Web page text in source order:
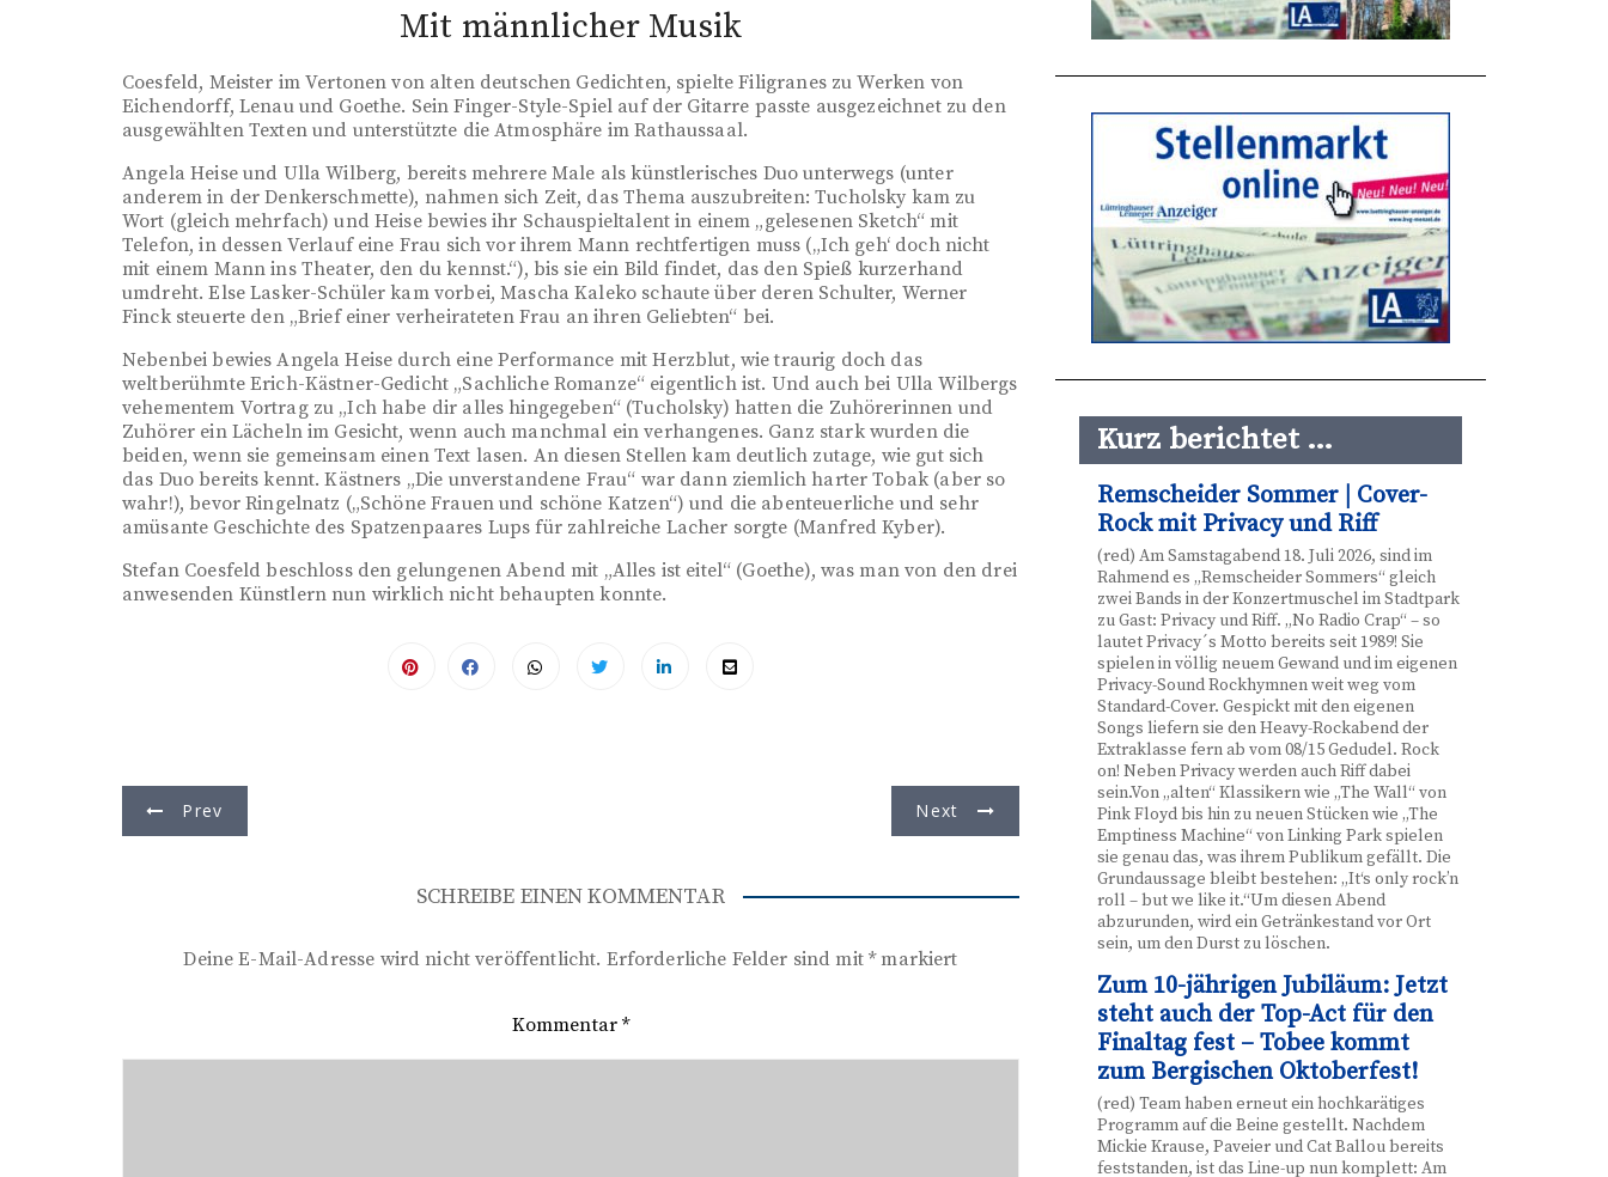
Mit männlicher Musik
Coesfeld, Meister im Vertonen von alten deutschen Gedichten, spielte Filigranes zu Werken von
Eichendorff, Lenau und Goethe. Sein Finger-Style-Spiel auf der Gitarre passte ausgezeichnet zu den
ausgewählten Texten und unterstützte die Atmosphäre im Rathaussaal.
Angela Heise und Ulla Wilberg, bereits mehrere Male als künstlerisches Duo unterwegs (unter
anderem in der Denkerschmette), nahmen sich Zeit, das Thema auszubreiten: Tucholsky kam zu
Wort (gleich mehrfach) und Heise bewies ihr Schauspieltalent in einem „gelesenen Sketch“ mit
Telefon, in dessen Verlauf eine Frau sich vor ihrem Mann rechtfertigen muss („Ich geh‘ doch nicht
mit einem Mann ins Theater, den du kennst.“), bis sie ein Bild findet, das den Spieß kurzerhand
umdreht. Else Lasker-Schüler kam vorbei, Mascha Kaleko schaute über deren Schulter, Werner
Finck steuerte den „Brief einer verheirateten Frau an ihren Geliebten“ bei.
Nebenbei bewies Angela Heise durch eine Performance mit Herzblut, wie traurig doch das
weltberühmte Erich-Kästner-Gedicht „Sachliche Romanze“ eigentlich ist. Und auch bei Ulla Wilbergs
vehementem Vortrag zu „Ich habe dir alles hingegeben“ (Tucholsky) hatten die Zuhörerinnen und
Zuhörer ein Lächeln im Gesicht, wenn auch manchmal ein verhangenes. Ganz stark wurden die
beiden, wenn sie gemeinsam einen Text lasen. An diesen Stellen kam deutlich zutage, wie gut sich
das Duo bereits kennt. Kästners „Die unverstandene Frau“ war dann ziemlich harter Tobak (aber so
wahr!), bevor Ringelnatz („Schöne Frauen und schöne Katzen“) und die abenteuerliche und sehr
amüsante Geschichte des Spatzenpaares Lups für zahlreiche Lacher sorgte (Manfred Kyber).
Stefan Coesfeld beschloss den gelungenen Abend mit „Alles ist eitel“ (Goethe), was man von den drei
anwesenden Künstlern nun wirklich nicht behaupten konnte.
e
g
Prev Next
SCHREIBE EINEN KOMMENTAR
Deine E-Mail-Adresse wird nicht veröffentlicht. Erforderliche Felder sind mit*markiert
Kommentar*
Kurz berichtet …
Remscheider Sommer | Cover-
Rock mit Privacy und Riff
(red) Am Samstagabend 18. Juli 2026, sind im
Rahmend es „Remscheider Sommers“ gleich
zwei Bands in der Konzertmuschel im Stadtpark
zu Gast: Privacy und Riff. „No Radio Crap“ – so
lautet Privacy´s Motto bereits seit 1989! Sie
spielen in völlig neuem Gewand und im eigenen
Privacy-Sound Rockhymnen weit weg vom
Standard-Cover. Gespickt mit den eigenen
Songs liefern sie den Heavy-Rockabend der
Extraklasse fern ab vom 08/15 Gedudel. Rock
on! Neben Privacy werden auch Riff dabei
sein.Von „alten“ Klassikern wie „The Wall“ von
Pink Floyd bis hin zu neuen Stücken wie „The
Emptiness Machine“ von Linking Park spielen
sie genau das, was ihrem Publikum gefällt. Die
Grundaussage bleibt bestehen: „It‘s only rock’n
roll – but we like it.“Um diesen Abend
abzurunden, wird ein Getränkestand vor Ort
sein, um den Durst zu löschen.
Zum 10-jährigen Jubiläum: Jetzt
steht auch der Top-Act für den
Finaltag fest – Tobee kommt
zum Bergischen Oktoberfest!
(red) Team haben erneut ein hochkarätiges
Programm auf die Beine gestellt. Nachdem
Mickie Krause, Paveier und Cat Ballou bereits
feststanden, ist das Line-up nun komplett: Am